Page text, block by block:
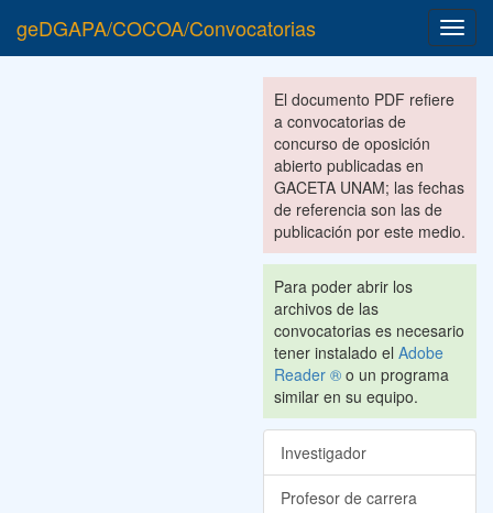
geDGAPA/COCOA/Convocatorias
El documento PDF refiere
a convocatorias de
concurso de oposición
abierto publicadas en
GACETA UNAM; las fechas
de referencia son las de
publicación por este medio.
Para poder abrir los
archivos de las
convocatorias es necesario
tener instalado el Adobe
Reader ® o un programa
similar en su equipo.
Investigador
Profesor de carrera